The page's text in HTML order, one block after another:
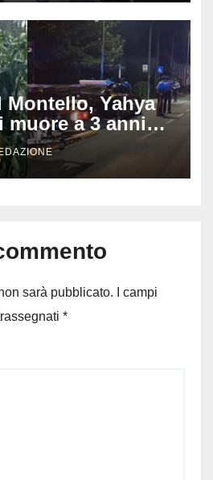
Montello, Yahya
muore a 3 anni
agonia: era
da un’auto
sarà pubblicato.
I campi
*